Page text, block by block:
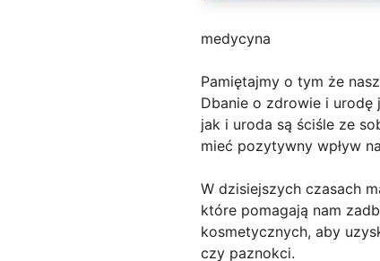
medycyna
Pamiętajmy o tym że
Dbanie o zdrowie i urodę
jak i uroda są ściśle ze
mieć pozytywny wpływ
W dzisiejszych czasach
które pomagają nam
kosmetycznych, aby
czy paznokci.